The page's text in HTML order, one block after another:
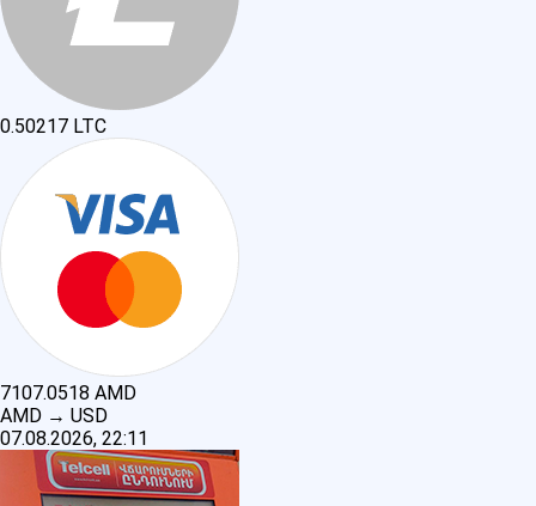
0.50217 LTC
7107.0518 AMD
AMD → USD
07.08.2026, 22:11